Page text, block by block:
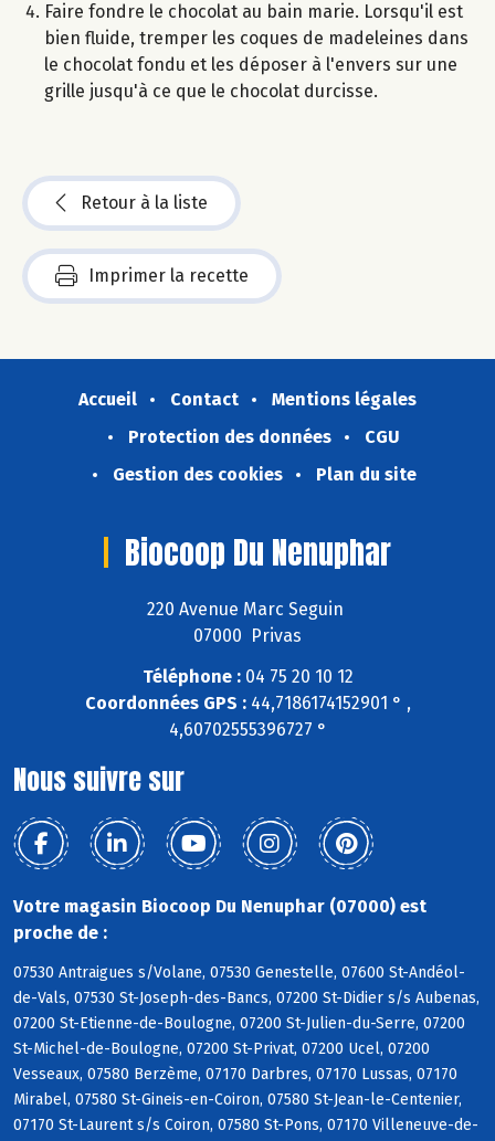
Faire fondre le chocolat au bain marie. Lorsqu'il est
bien fluide, tremper les coques de madeleines dans
le chocolat fondu et les déposer à l'envers sur une
grille jusqu'à ce que le chocolat durcisse.
Retour à la liste
Imprimer la recette
Accueil Contact
Mentions légales
Protection des données
CGU
Gestion des cookies
Plan du site
Biocoop Du Nenuphar
220 Avenue Marc Seguin
07000 Privas
Téléphone :04 75 20 10 12
Coordonnées GPS :44,7186174152901 ° ,
4,60702555396727 °
Nous suivre sur
Votre magasin Biocoop Du Nenuphar (07000) est
proche de :
07530 Antraigues s/Volane, 07530 Genestelle, 07600 St-Andéol-
de-Vals, 07530 St-Joseph-des-Bancs, 07200 St-Didier s/s Aubenas,
07200 St-Etienne-de-Boulogne, 07200 St-Julien-du-Serre, 07200
St-Michel-de-Boulogne, 07200 St-Privat, 07200 Ucel, 07200
Vesseaux, 07580 Berzème, 07170 Darbres, 07170 Lussas, 07170
Mirabel, 07580 St-Gineis-en-Coiron, 07580 St-Jean-le-Centenier,
07170 St-Laurent s/s Coiron, 07580 St-Pons, 07170 Villeneuve-de-